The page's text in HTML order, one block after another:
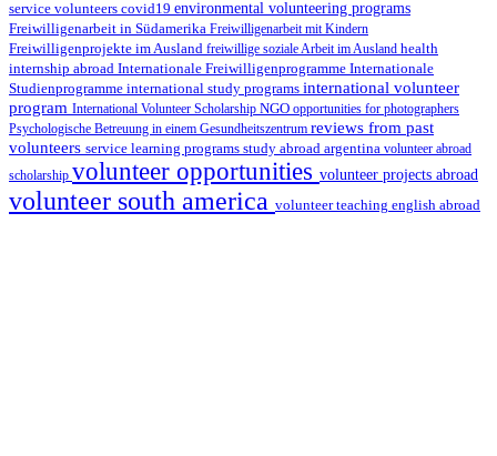
service volunteers covid19 environmental volunteering programs
Freiwilligenarbeit in Südamerika Freiwilligenarbeit mit Kindern
Freiwilligenprojekte im Ausland freiwillige soziale Arbeit im Ausland health
internship abroad Internationale Freiwilligenprogramme Internationale
Studienprogramme international study programs international volunteer
program International Volunteer Scholarship NGO opportunities for photographers
Psychologische Betreuung in einem Gesundheitszentrum reviews from past
volunteers service learning programs study abroad argentina volunteer abroad
scholarship volunteer opportunities volunteer projects abroad
volunteer south america volunteer teaching english abroad